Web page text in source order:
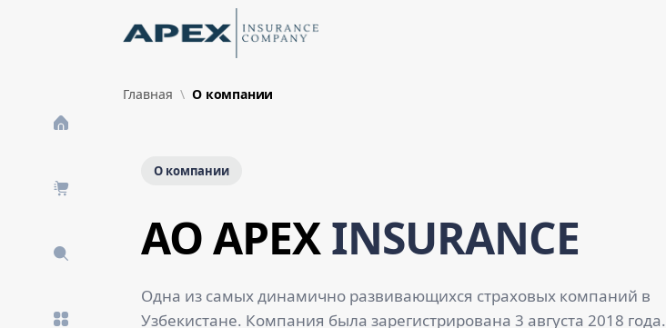
Главная О компании
О компании
AO APEXINSURANCE
Одна из самых динамично развивающихся страховых компаний в
Узбекистане. Компания была зарегистрирована 3 августа 2018 года.